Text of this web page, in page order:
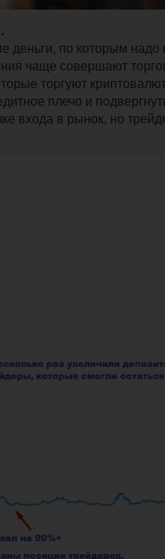
деньги, по которым
чаще совершают
торгуют
плечо и
входа в рынок, но